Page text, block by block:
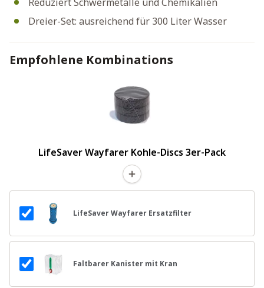
Reduziert Schwermetalle und Chemikalien
Dreier-Set: ausreichend für 300 Liter Wasser
Empfohlene Kombinations
LifeSaver Wayfarer Kohle-Discs 3er-Pack
LifeSaver Wayfarer Ersatzfilter
Faltbarer Kanister mit Kran